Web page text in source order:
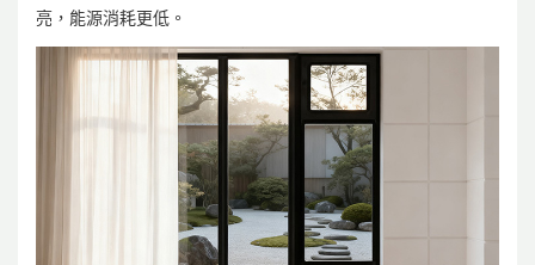
亮，能源消耗更低。